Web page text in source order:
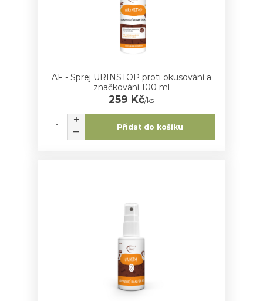
AF - Sprej URINSTOP proti okusování a
značkování 100 ml
259 Kč/ks
Přidat do košíku